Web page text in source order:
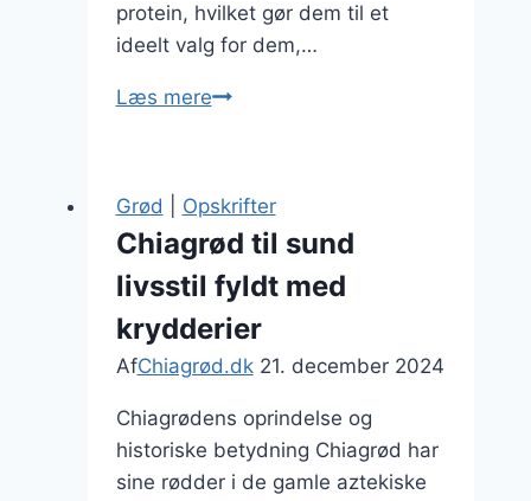
protein, hvilket gør dem til et
ideelt valg for dem,…
Læs mereChiagrød
og
Grød Opskrifter
Chiagrød til sund
livsstil fyldt med
krydderier
AfChiagrød.dk 21. december 2024
Chiagrødens oprindelse og
historiske betydning Chiagrød har
sine rødder i de gamle aztekiske